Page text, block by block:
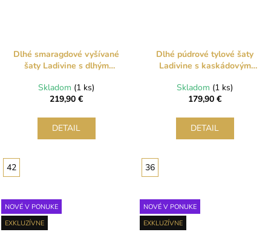
Dlhé smaragdové vyšívané
šaty Ladivine s dlhým
Skladom (1 ks)
219,90 €
DETAIL
42
Dlhé púdrové tylové šaty
Ladivine s kaskádovým
Skladom (1 ks)
179,90 €
DETAIL
36
NOVÉ V PONUKE
EXKLUZÍVNE
NOVÉ V PONUKE
EXKLUZÍVNE